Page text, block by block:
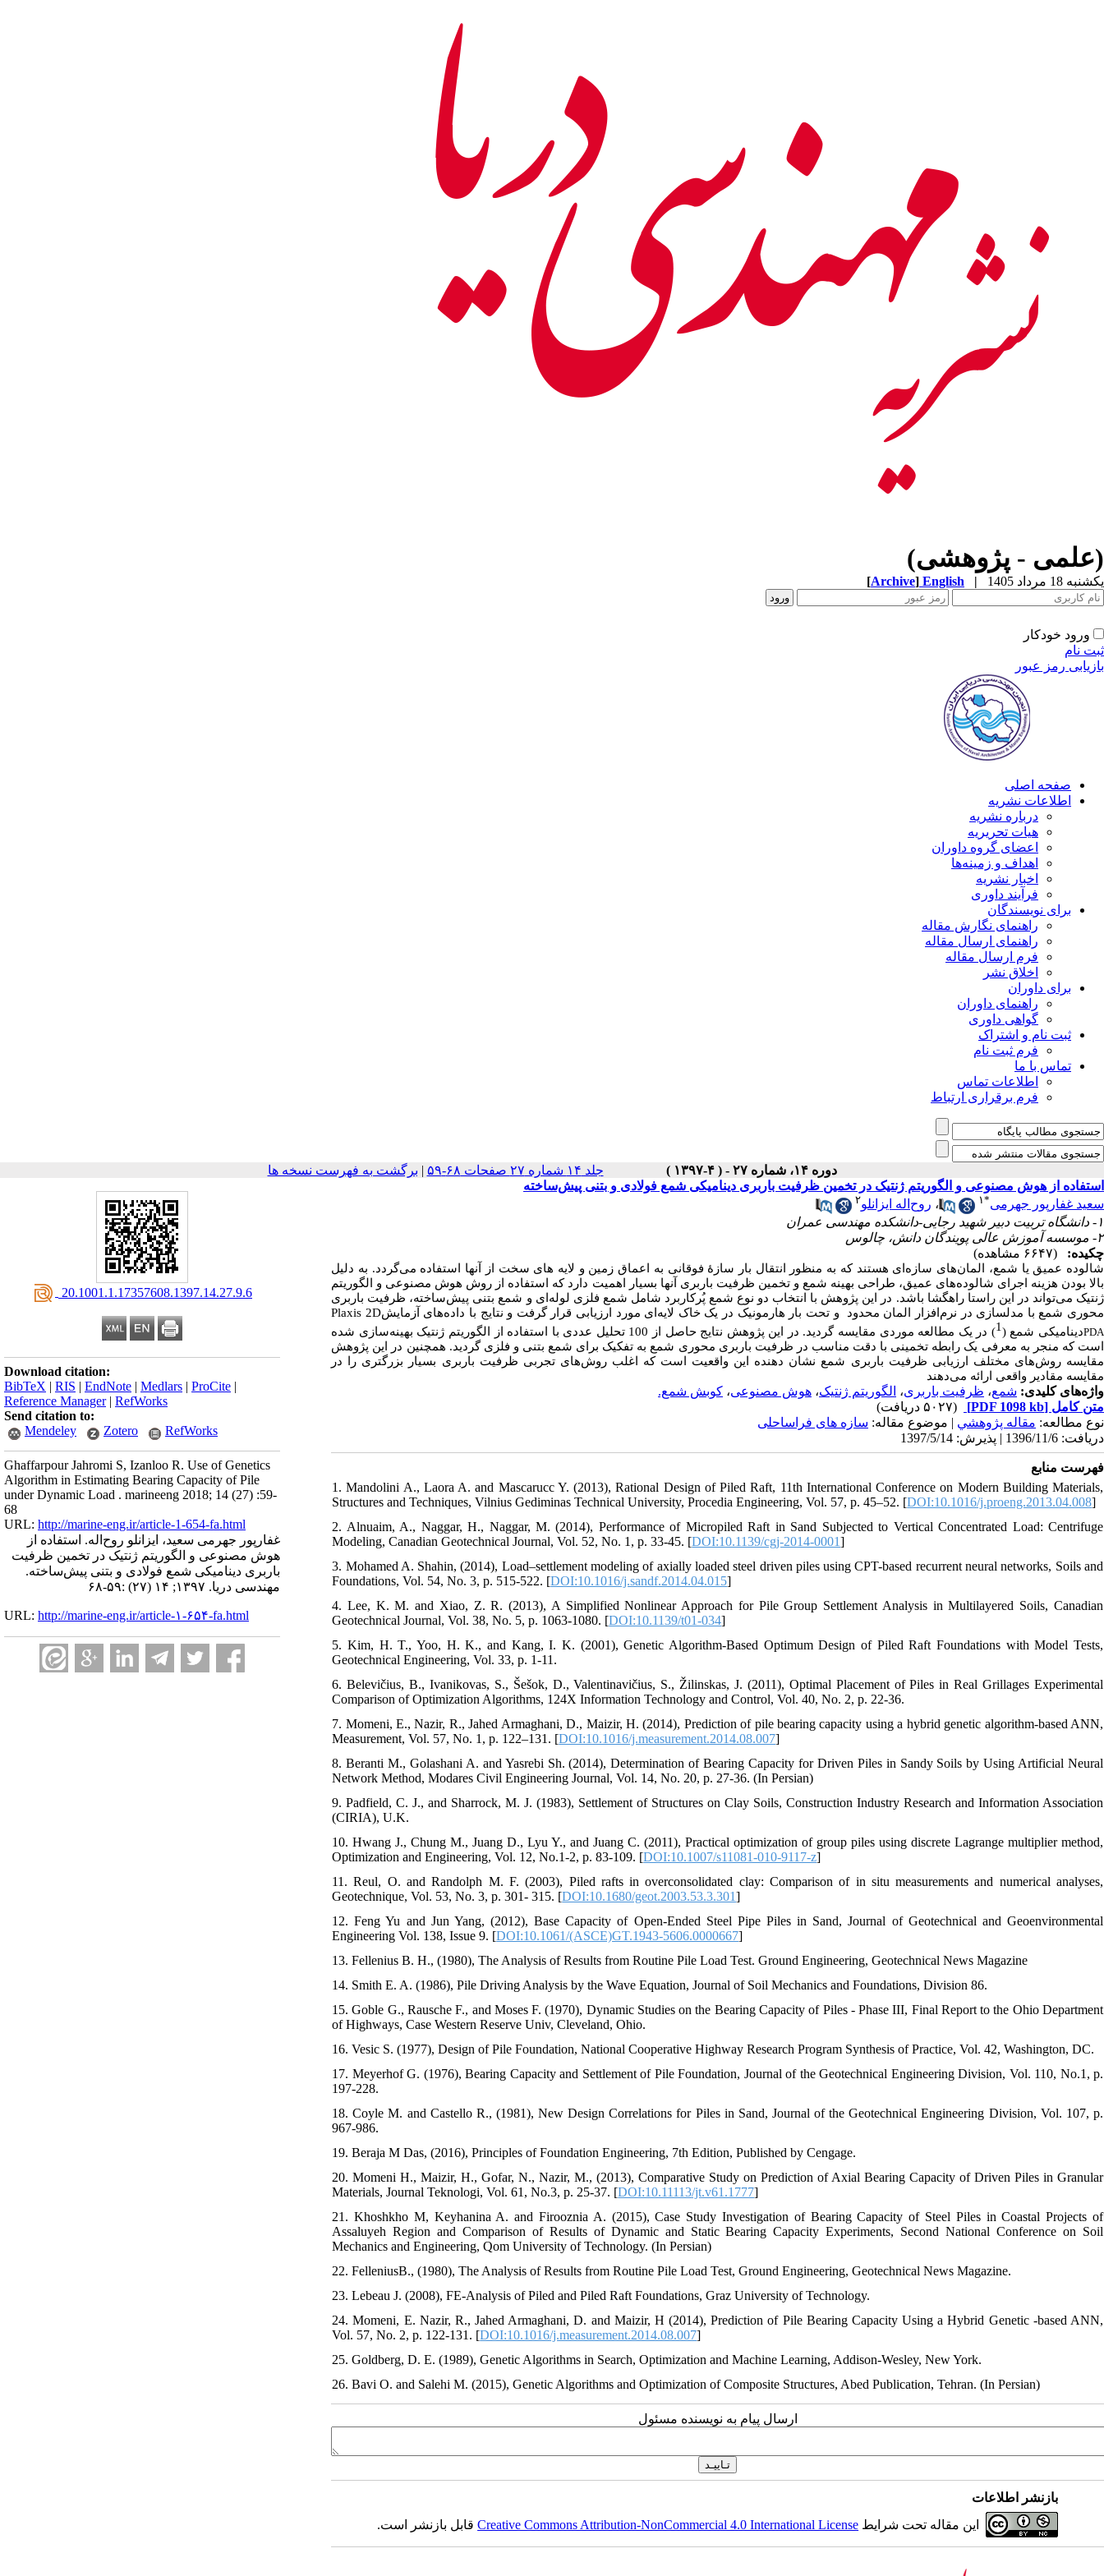
(علمی - پژوهشی)
یکشنبه 18 مرداد 1405 |
English
[Archive]
ورود خودکار
ثبت نام
بازیابی رمز عبور
صفحه اصلی
اطلاعات نشریه
درباره نشریه
هیات تحریریه
اعضای گروه داوران
اهداف و زمینه‌ها
اخبار نشریه
فرآیند داوری
برای نویسندگان
راهنمای نگارش مقاله
راهنمای ارسال مقاله
فرم ارسال مقاله
اخلاق نشر
برای داوران
راهنمای داوران
گواهی داوری
ثبت نام و اشتراک
فرم ثبت نام
تماس با ما
اطلاعات تماس
فرم برقراری ارتباط
دوره ۱۴، شماره ۲۷ - ( ۴-۱۳۹۷ ) جلد ۱۴ شماره ۲۷ صفحات ۶۸-۵۹ | برگشت به فهرست نسخه ها
‎ 20.1001.1.17357608.1397.14.27.9.6
Download citation:
BibTeX | RIS | EndNote | Medlars | ProCite |
Reference Manager| RefWorks
Send citation to:
Mendeley
Zotero RefWorks
Ghaffarpour Jahromi S, Izanloo R. Use of Genetics
Algorithm in Estimating Bearing Capacity of Pile
under Dynamic Load . marineeng 2018; 14 (27) :59-
68
URL: http://marine-eng.ir/article-1-654-fa.html
غفارپور جهرمی سعید، ایزانلو روح‌اله. استفاده از
هوش مصنوعی و الگوریتم ژنتیک در تخمین ظرفیت
باربری دینامیکی شمع فولادی و بتنی پیش‌ساخته.
مهندسی دریا. ۱۳۹۷; ۱۴ (۲۷) :۵۹-۶۸
URL: http://marine-eng.ir/article-۱-۶۵۴-fa.html
استفاده از هوش مصنوعی و الگوریتم ژنتیک در تخمین ظرفیت باربری دینامیکی شمع فولادی و بتنی پیش‌ساخته
سعید غفارپور جهرمی*۱ ، روح‌اله ایزانلو۲
۱- دانشگاه تربیت دبیر شهید رجایی-دانشکده مهندسی عمران
۲- موسسه آموزش عالی پویندگان دانش، چالوس
چکیده:
(۶۶۴۷ مشاهده)
شالوده عمیق یا شمع، المان‌های سازه‌ای هستند که به منظور انتقال بار سازۀ فوقانی به اعماق زمین و لایه های سخت از آنها استفاده می‌گردد. به دلیل
بالا بودن هزینه اجرای شالوده‌های عمیق، طراحی بهینه شمع‌ و تخمین ظرفیت باربری آنها بسیار اهمیت دارد که استفاده از روش هوش مصنوعی و الگوریتم
ژنتیک می‌تواند در این راستا راهگشا باشد. در این پژوهش با انتخاب دو نوع شمع پُرکاربرد شامل شمع فلزی لوله‌ای و شمع بتنی پیش‌ساخته، ظرفیت باربری
محوری شمع با مدلسازی در نرم‌افزار المان محدود
Plaxis 2Dو تحت بار هارمونیک در یک خاک لایه‌ای مورد ارزیابی قرار گرفت و نتایج با داده‌های آزمایش
دینامیکی شمع (PDA
1
) در یک مطالعه موردی مقایسه گردید. در این پژوهش نتایج حاصل از 100 تحلیل عددی با استفاده از الگوریتم ژنتیک بهینه‌سازی شده
است که منجر به معرفی یک رابطه تخمینی با دقت مناسب در ظرفیت باربری محوری شمع به تفکیک برای شمع‌ بتنی و فلزی گردید. همچنین در این پژوهش
مقایسه روش‌های مختلف ارزیابی ظرفیت باربری شمع نشان دهنده این واقعیت است که اغلب روش‌های تجربی ظرفیت باربری بسیار بزرگتری را در
مقایسه مقادیر واقعی ارائه می‌دهند
واژه‌های کلیدی: شمع، ظرفیت باربری، الگوریتم ژنتیک، هوش مصنوعی، کوبش شمع.
متن کامل [PDF 1098 kb]
(۵۰۲۷ دریافت)
نوع مطالعه: مقاله پژوهشي | موضوع مقاله: سازه های فراساحلی
دریافت: 1396/11/6 | پذیرش: 1397/5/14
فهرست منابع
1. Mandolini A., Laora A. and Mascarucc Y. (2013), Rational Design of Piled Raft, 11th International Conference on Modern Building Materials,
Structures and Techniques, Vilnius Gediminas Technical University, Procedia Engineering, Vol. 57, p. 45–52. [DOI:10.1016/j.proeng.2013.04.008]
2. Alnuaim, A., Naggar, H., Naggar, M. (2014), Performance of Micropiled Raft in Sand Subjected to Vertical Concentrated Load: Centrifuge
Modeling, Canadian Geotechnical Journal, Vol. 52, No. 1, p. 33-45. [DOI:10.1139/cgj-2014-0001]
3. Mohamed A. Shahin, (2014), Load–settlement modeling of axially loaded steel driven piles using CPT-based recurrent neural networks, Soils and
Foundations, Vol. 54, No. 3, p. 515-522. [DOI:10.1016/j.sandf.2014.04.015]
4. Lee, K. M. and Xiao, Z. R. (2013), A Simplified Nonlinear Approach for Pile Group Settlement Analysis in Multilayered Soils, Canadian
Geotechnical Journal, Vol. 38, No. 5, p. 1063-1080. [DOI:10.1139/t01-034]
5. Kim, H. T., Yoo, H. K., and Kang, I. K. (2001), Genetic Algorithm-Based Optimum Design of Piled Raft Foundations with Model Tests,
Geotechnical Engineering, Vol. 33, p. 1-11.
6. Belevičius, B., Ivanikovas, S., Šešok, D., Valentinavičius, S., Žilinskas, J. (2011), Optimal Placement of Piles in Real Grillages Experimental
Comparison of Optimization Algorithms, 124X Information Technology and Control, Vol. 40, No. 2, p. 22-36.
7. Momeni, E., Nazir, R., Jahed Armaghani, D., Maizir, H. (2014), Prediction of pile bearing capacity using a hybrid genetic algorithm-based ANN,
Measurement, Vol. 57, No. 1, p. 122–131. [DOI:10.1016/j.measurement.2014.08.007]
8. Beranti M., Golashani A. and Yasrebi Sh. (2014), Determination of Bearing Capacity for Driven Piles in Sandy Soils by Using Artificial Neural
Network Method, Modares Civil Engineering Journal, Vol. 14, No. 20, p. 27-36. (In Persian)
9. Padfield, C. J., and Sharrock, M. J. (1983), Settlement of Structures on Clay Soils, Construction Industry Research and Information Association
(CIRIA), U.K.
10. Hwang J., Chung M., Juang D., Lyu Y., and Juang C. (2011), Practical optimization of group piles using discrete Lagrange multiplier method,
Optimization and Engineering, Vol. 12, No.1-2, p. 83-109. [DOI:10.1007/s11081-010-9117-z]
11. Reul, O. and Randolph M. F. (2003), Piled rafts in overconsolidated clay: Comparison of in situ measurements and numerical analyses,
Geotechnique, Vol. 53, No. 3, p. 301- 315. [DOI:10.1680/geot.2003.53.3.301]
12. Feng Yu and Jun Yang, (2012), Base Capacity of Open-Ended Steel Pipe Piles in Sand, Journal of Geotechnical and Geoenvironmental
Engineering Vol. 138, Issue 9. [DOI:10.1061/(ASCE)GT.1943-5606.0000667]
13. Fellenius B. H., (1980), The Analysis of Results from Routine Pile Load Test. Ground Engineering, Geotechnical News Magazine
14. Smith E. A. (1986), Pile Driving Analysis by the Wave Equation, Journal of Soil Mechanics and Foundations, Division 86.
15. Goble G., Rausche F., and Moses F. (1970), Dynamic Studies on the Bearing Capacity of Piles - Phase III, Final Report to the Ohio Department
of Highways, Case Western Reserve Univ, Cleveland, Ohio.
16. Vesic S. (1977), Design of Pile Foundation, National Cooperative Highway Research Program Synthesis of Practice, Vol. 42, Washington, DC.
17. Meyerhof G. (1976), Bearing Capacity and Settlement of Pile Foundation, Journal of the Geotechnical Engineering Division, Vol. 110, No.1, p.
197-228.
18. Coyle M. and Castello R., (1981), New Design Correlations for Piles in Sand, Journal of the Geotechnical Engineering Division, Vol. 107, p.
967-986.
19. Beraja M Das, (2016), Principles of Foundation Engineering, 7th Edition, Published by Cengage.
20. Momeni H., Maizir, H., Gofar, N., Nazir, M., (2013), Comparative Study on Prediction of Axial Bearing Capacity of Driven Piles in Granular
Materials, Journal Teknologi, Vol. 61, No.3, p. 25-37. [DOI:10.11113/jt.v61.1777]
21. Khoshkho M, Keyhanina A. and Firooznia A. (2015), Case Study Investigation of Bearing Capacity of Steel Piles in Coastal Projects of
Assaluyeh Region and Comparison of Results of Dynamic and Static Bearing Capacity Experiments, Second National Conference on Soil
Mechanics and Engineering, Qom University of Technology. (In Persian)
22. FelleniusB., (1980), The Analysis of Results from Routine Pile Load Test, Ground Engineering, Geotechnical News Magazine.
23. Lebeau J. (2008), FE-Analysis of Piled and Piled Raft Foundations, Graz University of Technology.
24. Momeni, E. Nazir, R., Jahed Armaghani, D. and Maizir, H (2014), Prediction of Pile Bearing Capacity Using a Hybrid Genetic -based ANN,
Vol. 57, No. 2, p. 122-131. [DOI:10.1016/j.measurement.2014.08.007]
25. Goldberg, D. E. (1989), Genetic Algorithms in Search, Optimization and Machine Learning, Addison-Wesley, New York.
26. Bavi O. and Salehi M. (2015), Genetic Algorithms and Optimization of Composite Structures, Abed Publication, Tehran. (In Persian)
ارسال پیام به نویسنده مسئول
بازنشر اطلاعات
این مقاله تحت شرایط Creative Commons Attribution-NonCommercial 4.0 International Licenseقابل بازنشر است.